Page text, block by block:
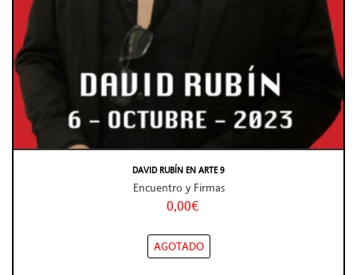
DAVID RUBÍN EN ARTE 9
Encuentro y Firmas
0,00€
AGOTADO